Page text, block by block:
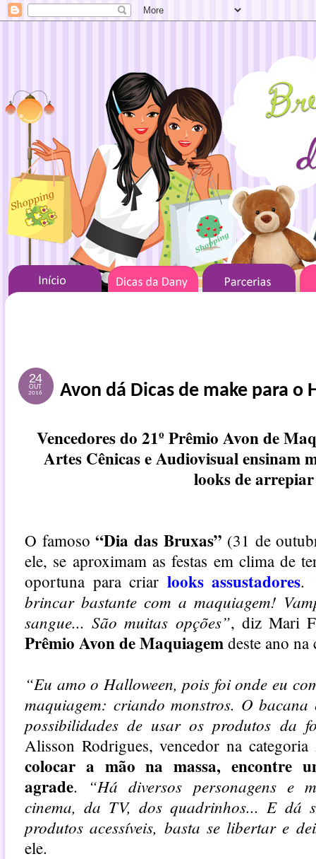
24
OUT
2016 Avon dá Dicas de make para o
Vencedores do 21º Prêmio Avon de
Artes Cênicas e Audiovisual ensinam
looks de arrepiar
O famoso“Dia das Bruxas” (31 de
ele, se aproximam as festas em clima de
oportuna para criar looks assustadores.
brincar bastante com a maquiagem!
sangue... São muitas opções”, diz Mari
Prêmio Avon de Maquiagem deste ano
“Eu amo o Halloween, pois foi onde eu
maquiagem: criando monstros. O
possibilidades de usar os produtos da
Alisson Rodrigues, vencedor na
colocar a mão na massa, encontre
agrade. “Há diversos personagens e
cinema, da TV, dos quadrinhos... E dá
produtos acessíveis, basta se libertar e
ele.